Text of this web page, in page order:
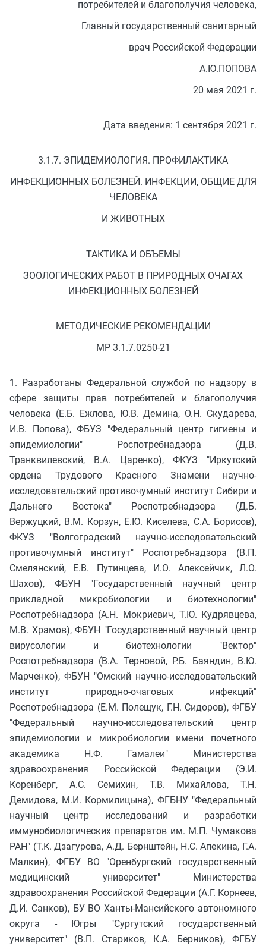
потребителей и благополучия человека,
Главный государственный санитарный
врач Российской Федерации
А.Ю.ПОПОВА
20 мая 2021 г.
Дата введения: 1 сентября 2021 г.
3.1.7. ЭПИДЕМИОЛОГИЯ. ПРОФИЛАКТИКА
ИНФЕКЦИОННЫХ БОЛЕЗНЕЙ. ИНФЕКЦИИ, ОБЩИЕ ДЛЯ
ЧЕЛОВЕКА
И ЖИВОТНЫХ
ТАКТИКА И ОБЪЕМЫ
ЗООЛОГИЧЕСКИХ РАБОТ В ПРИРОДНЫХ ОЧАГАХ
ИНФЕКЦИОННЫХ БОЛЕЗНЕЙ
МЕТОДИЧЕСКИЕ РЕКОМЕНДАЦИИ
МР 3.1.7.0250-21
1. Разработаны Федеральной службой по надзору в
сфере защиты прав потребителей и благополучия
человека (Е.Б. Ежлова, Ю.В. Демина, О.Н. Скударева,
И.В. Попова), ФБУЗ "Федеральный центр гигиены и
эпидемиологии" Роспотребнадзора (Д.В.
Транквилевский, В.А. Царенко), ФКУЗ "Иркутский
ордена Трудового Красного Знамени научно-
исследовательский противочумный институт Сибири и
Дальнего Востока" Роспотребнадзора (Д.Б.
Вержуцкий, В.М. Корзун, Е.Ю. Киселева, С.А. Борисов),
ФКУЗ "Волгоградский научно-исследовательский
противочумный институт" Роспотребнадзора (В.П.
Смелянский, Е.В. Путинцева, И.О. Алексейчик, Л.О.
Шахов), ФБУН "Государственный научный центр
прикладной микробиологии и биотехнологии"
Роспотребнадзора (А.Н. Мокриевич, Т.Ю. Кудрявцева,
М.В. Храмов), ФБУН "Государственный научный центр
вирусологии и биотехнологии "Вектор"
Роспотребнадзора (В.А. Терновой, Р.Б. Баяндин, В.Ю.
Марченко), ФБУН "Омский научно-исследовательский
институт природно-очаговых инфекций"
Роспотребнадзора (Е.М. Полещук, Г.Н. Сидоров), ФГБУ
"Федеральный научно-исследовательский центр
эпидемиологии и микробиологии имени почетного
академика Н.Ф. Гамалеи" Министерства
здравоохранения Российской Федерации (Э.И.
Коренберг, А.С. Семихин, Т.В. Михайлова, Т.Н.
Демидова, М.И. Кормилицына), ФГБНУ "Федеральный
научный центр исследований и разработки
иммунобиологических препаратов им. М.П. Чумакова
РАН" (Т.К. Дзагурова, А.Д. Бернштейн, Н.С. Апекина, Г.А.
Малкин), ФГБУ ВО "Оренбургский государственный
медицинский университет" Министерства
здравоохранения Российской Федерации (А.Г. Корнеев,
Д.И. Санков), БУ ВО Ханты-Мансийского автономного
округа - Югры "Сургутский государственный
университет" (В.П. Стариков, К.А. Берников), ФГБУ